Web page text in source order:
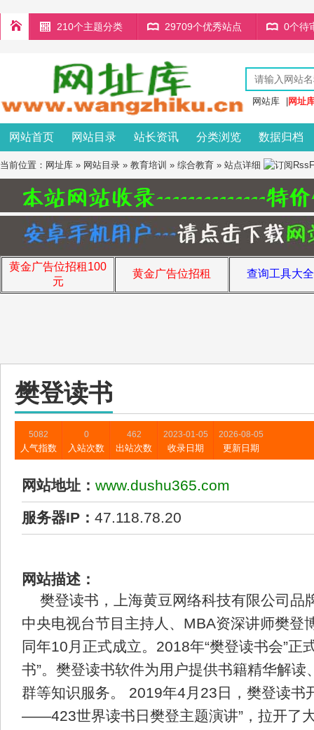
210个主题分类 29709个优秀站点 0个待
网站库 网址
网站首页 网站目录 站长资讯 分类浏览 数据归档
当前位置： 网址库 » 网站目录 » 教育培训 » 综合教育 » 站点详细
黄金广告位招租100
元
黄金广告位招租 查询工具大
樊登读书
5082
人气指数
0
入站次数
462
出站次数
2023-01-05
收录日期
2026-08-05
更新日期
网站地址： www.dushu365.com
服务器IP： 47.118.78.20
网站描述：
樊登读书，上海黄豆网络科技有限公司品
中央电视台节目主持人、MBA资深讲师樊登
同年10月正式成立。2018年“樊登读书会”正
书”。樊登读书软件为用户提供书籍精华解读
群等知识服务。 2019年4月23日，樊登读书
——423世界读书日樊登主题演讲”，拉开了